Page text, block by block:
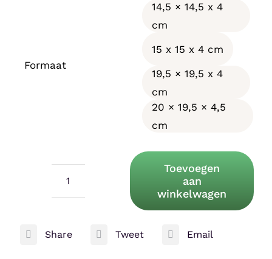
tot
€19,99
Formaat
14,5 × 14,5 x 4
cm
15 x 15 x 4 cm
19,5 × 19,5 x 4
cm
20 × 19,5 × 4,5
cm
aantal
Toevoegen
aan
winkelwagen
Share Tweet Email